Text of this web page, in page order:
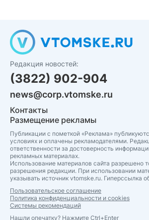
Редакция новостей:
(3822) 902-904
news@corp.vtomske.ru
Контакты
Размещение рекламы
Публикации с пометкой «Реклама»
условиях и оплачены рекламодателями.
ответственности за достоверность
рекламных материалах.
Использование материалов сайта разрешено
разрешения редакции. При использовании
указывать источник vtomske.ru. Гиперссылка
Пользовательское соглашение
Политика конфиденциальности и cookies
Системы рекомендаций
Нашли опечатку? Нажмите Ctrl+Enter